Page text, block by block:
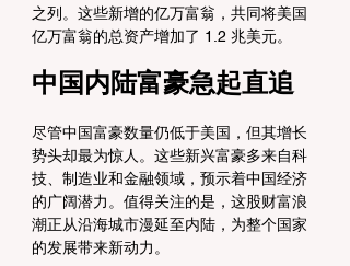
之列。这些新增的亿万富翁，共同将美国
亿万富翁的总资产增加了 1.2 兆美元。
中国内陆富豪急起直追
尽管中国富豪数量仍低于美国，但其增长
势头却最为惊人。这些新兴富豪多来自科
技、制造业和金融领域，预示着中国经济
的广阔潜力。值得关注的是，这股财富浪
潮正从沿海城市漫延至内陆，为整个国家
的发展带来新动力。